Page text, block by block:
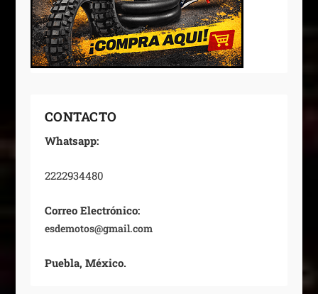
CONTACTO
Whatsapp:
2222934480
Correo Electrónico:
esdemotos@gmail.com
Puebla, México.